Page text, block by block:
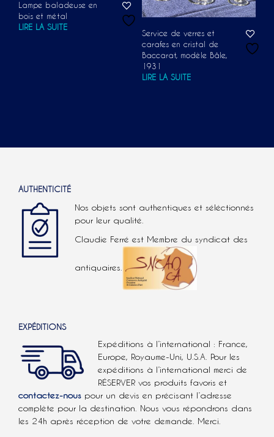
Lampe baladeuse en
bois et métal
LIRE LA SUITE
Service de verres et
carafes en cristal de
Baccarat, modèle Bâle,
1931
LIRE LA SUITE
AUTHENTICITÉ
Nos objets sont authentiques et séléctionnés
pour leur qualité.
Claudie Ferré est Membre du syndicat des
antiquaires.
EXPÉDITIONS
Expéditions à l’international : France,
Europe, Royaume-Uni, U.S.A. Pour les
expéditions à l’international merci de
RÉSERVER vos produits favoris et
contactez-nous pour un devis en précisant l’adresse
complète pour la destination. Nous vous répondrons dans
les 24h après réception de votre demande. Merci.